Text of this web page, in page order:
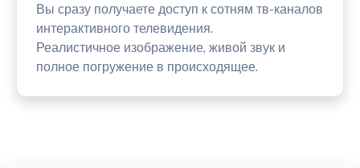
Вы сразу получаете доступ к сотням тв-каналов
интерактивного телевидения.
Реалистичное изображение, живой звук и
полное погружение в происходящее.